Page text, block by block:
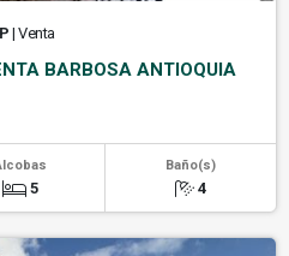
| Venta
BARBOSA ANTIOQUIA
5
Baño(s)
4